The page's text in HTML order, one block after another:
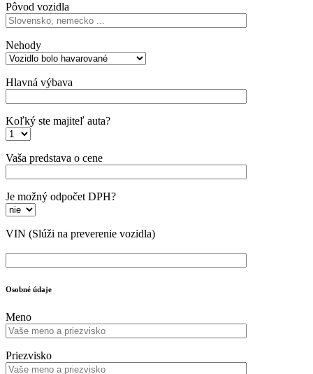
Pôvod vozidla
Nehody
Hlavná výbava
Koľký ste majiteľ auta?
Vaša predstava o cene
Je možný odpočet DPH?
VIN (Slúži na preverenie vozidla)
Osobné údaje
Meno
Priezvisko